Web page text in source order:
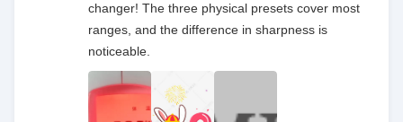
changer! The three physical presets cover most
ranges, and the difference in sharpness is
noticeable.